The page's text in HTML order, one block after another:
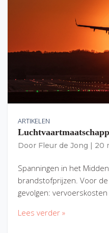
ARTIKELEN
Door Fleur de Jong 20
Spanningen in het
brandstofprijzen. Voor
gevolgen:
Lees verder »